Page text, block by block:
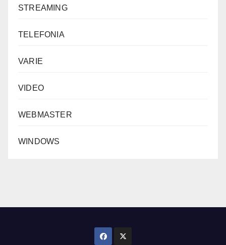
STREAMING
TELEFONIA
VARIE
VIDEO
WEBMASTER
WINDOWS